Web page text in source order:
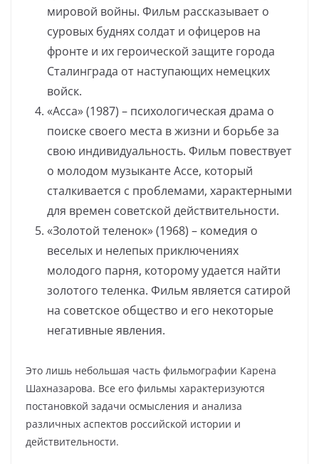
мировой войны. Фильм рассказывает о
суровых буднях солдат и офицеров на
фронте и их героической защите города
Сталинграда от наступающих немецких
войск.
«Асса» (1987) – психологическая драма о
поиске своего места в жизни и борьбе за
свою индивидуальность. Фильм повествует
о молодом музыканте Ассе, который
сталкивается с проблемами, характерными
для времен советской действительности.
«Золотой теленок» (1968) – комедия о
веселых и нелепых приключениях
молодого парня, которому удается найти
золотого теленка. Фильм является сатирой
на советское общество и его некоторые
негативные явления.
Это лишь небольшая часть фильмографии Карена
Шахназарова. Все его фильмы характеризуются
постановкой задачи осмысления и анализа
различных аспектов российской истории и
действительности.